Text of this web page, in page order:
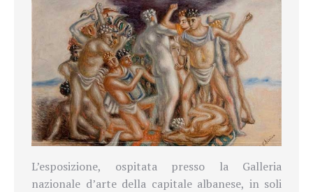
L’esposizione, ospitata presso la Galleria
nazionale d’artedella capitale albanese, in soli